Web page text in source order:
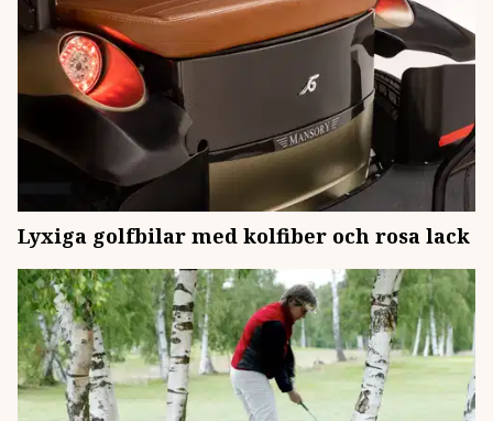
Lyxiga golfbilar med kolfiber och rosa lack